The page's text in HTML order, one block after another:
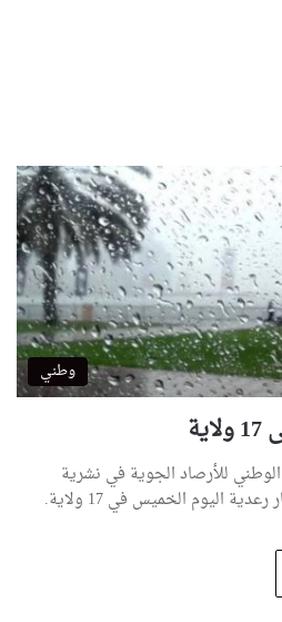
وطني
للأرصاد الجوية في نشرية
خاصة، عن هطول أمطار رعدية اليوم الخميس في 17 ولاية.